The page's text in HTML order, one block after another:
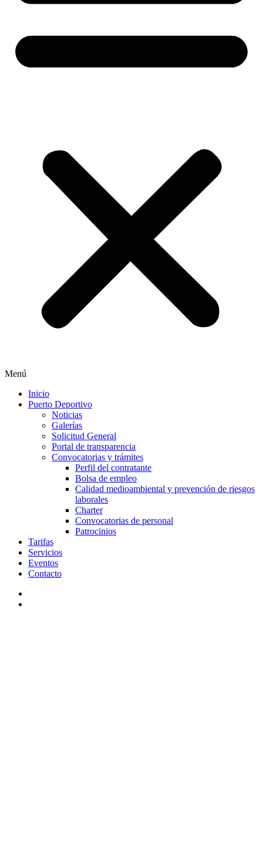
Menú
Inicio
Puerto Deportivo
Noticias
Galerías
Solicitud General
Portal de transparencia
Convocatorias y trámites
Perfil del contratante
Bolsa de empleo
Calidad medioambiental y prevención de riesgos
laborales
Charter
Convocatorias de personal
Patrocinios
Tarifas
Servicios
Eventos
Contacto